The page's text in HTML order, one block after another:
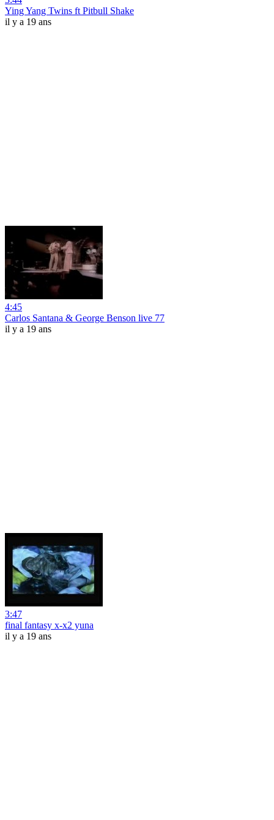
Ying Yang Twins ft Pitbull Shake
il y a 19 ans
4:45
Carlos Santana & George Benson live 77
il y a 19 ans
3:47
final fantasy x-x2 yuna
il y a 19 ans